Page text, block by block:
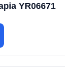
YR06671